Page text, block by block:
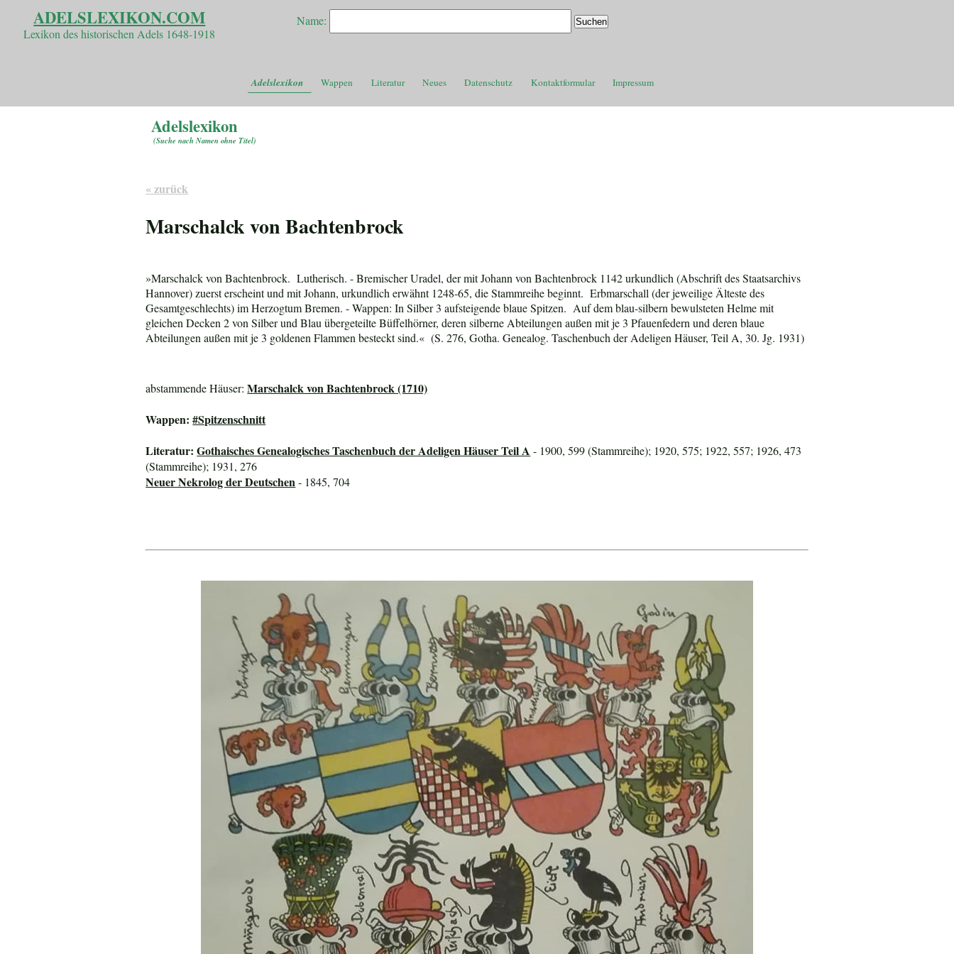
ADELSLEXIKON.COM
Lexikon des historischen Adels 1648-1918
Name:
Adelslexikon Wappen Literatur Neues Datenschutz Kontaktformular Impressum
Adelslexikon
(Suche nach Namen ohne Titel)
« zurück
Marschalck von Bachtenbrock
»Marschalck von Bachtenbrock. Lutherisch. - Bremischer Uradel, der mit Johann von Bachtenbrock 1142 urkundlich (Abschrift des Staatsarchivs
Hannover) zuerst erscheint und mit Johann, urkundlich erwähnt 1248-65, die Stammreihe beginnt. Erbmarschall (der jeweilige Älteste des
Gesamtgeschlechts) im Herzogtum Bremen. - Wappen: In Silber 3 aufsteigende blaue Spitzen. Auf dem blau-silbern bewulsteten Helme mit
gleichen Decken 2 von Silber und Blau übergeteilte Büffelhörner, deren silberne Abteilungen außen mit je 3 Pfauenfedern und deren blaue
Abteilungen außen mit je 3 goldenen Flammen besteckt sind.« (S. 276, Gotha. Genealog. Taschenbuch der Adeligen Häuser, Teil A, 30. Jg. 1931)
abstammende Häuser:Marschalck von Bachtenbrock (1710)
Wappen:#Spitzenschnitt
Literatur:Gothaisches Genealogisches Taschenbuch der Adeligen Häuser Teil A - 1900, 599 (Stammreihe); 1920, 575; 1922, 557; 1926, 473
(Stammreihe); 1931, 276
Neuer Nekrolog der Deutschen- 1845, 704